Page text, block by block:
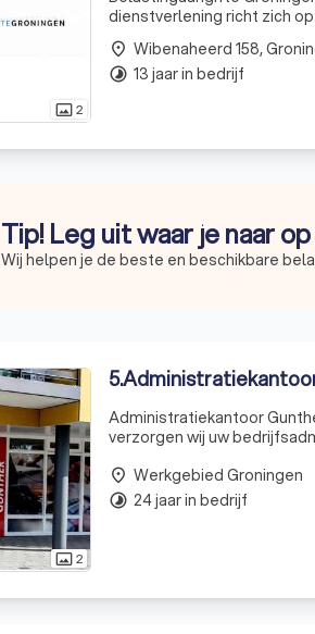
photo_size_select_actual2
dienstverlening richt zich
van persoonlijk contact,
place Wibenaheerd 158,
timelapse 13 jaar in bedrijf
Tip! Leg uit waar je naar
Wij helpen je de beste en beschikbare
photo_size_select_actual2
5.
Administratiekantoor
verzorgen wij uw
pers
place Werkgebied Groningen
timelapse 24 jaar in bedrijf